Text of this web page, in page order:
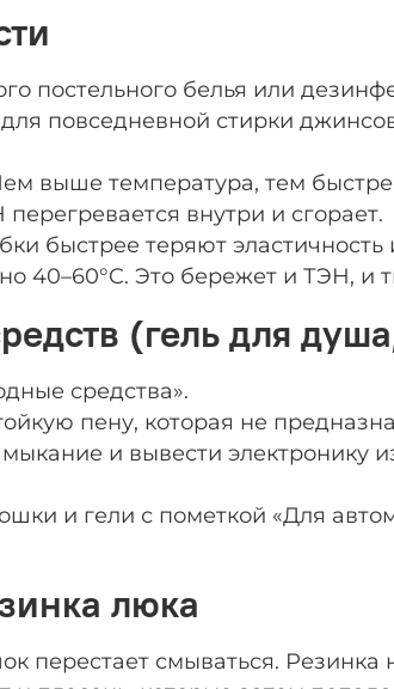
постельного белья или
повседневной стирки
выше температура, тем
внутри и сгорает.
быстрее теряют эластичность
40–60°C. Это бережет и ТЭН, и
(гель для
средства».
пену, которая не
и вывести электронику
и гели с пометкой «Для
люка
перестает смываться. Резинка